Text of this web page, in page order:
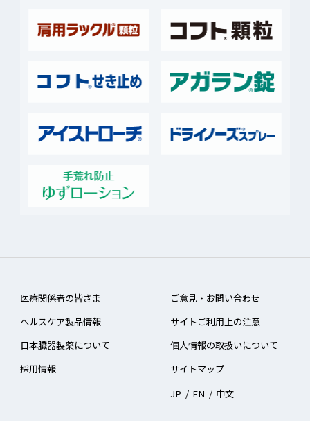
医療関係者の皆さま
ヘルスケア製品情報
日本臓器製薬について
採用情報
ご意見・お問い合わせ
サイトご利用上の注意
個人情報の取扱いについて
サイトマップ
JP / EN / 中文